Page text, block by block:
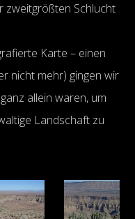
zweitgrößten Schlucht
Karte – einen
nicht mehr) gingen wir
allein waren, um
Landschaft zu